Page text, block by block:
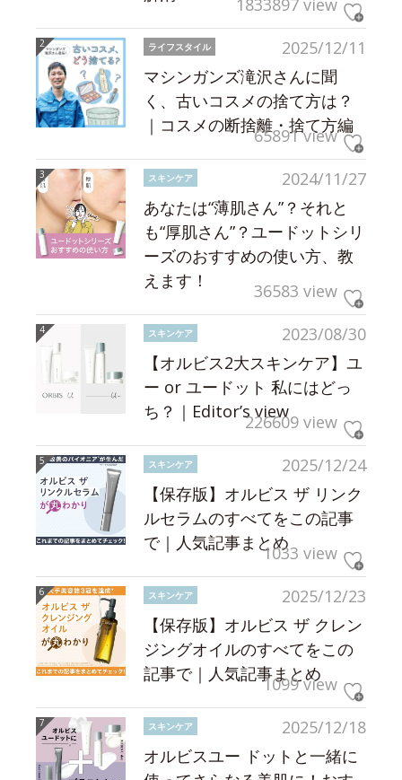
1833897 view
2025/12/11
ライフスタイル
マシンガンズ滝沢さんに聞
く、古いコスメの捨て方は？
｜コスメの断捨離・捨て方編
65891 view
2024/11/27
スキンケア
あなたは“薄肌さん”？それと
も“厚肌さん”？ユードットシリ
ーズのおすすめの使い方、教
えます！
36583 view
2023/08/30
スキンケア
【オルビス2大スキンケア】ユ
ー or ユードット 私にはどっ
ち？｜Editor’s view226609 view
2025/12/24
スキンケア
【保存版】オルビス ザ リンク
ルセラムのすべてをこの記事
で｜人気記事まとめ1033 view
2025/12/23
スキンケア
【保存版】オルビス ザ クレン
ジングオイルのすべてをこの
記事で｜人気記事まとめ
1099 view
2025/12/18
スキンケア
オルビスユー ドットと一緒に